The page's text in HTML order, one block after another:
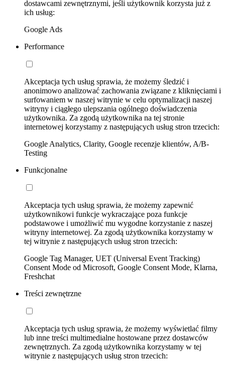
dostawcami zewnętrznymi, jeśli użytkownik korzysta już z
ich usług:
Google Ads
Performance
Akceptacja tych usług sprawia, że możemy śledzić i
anonimowo analizować zachowania związane z kliknięciami i
surfowaniem w naszej witrynie w celu optymalizacji naszej
witryny i ciągłego ulepszania ogólnego doświadczenia
użytkownika. Za zgodą użytkownika na tej stronie
internetowej korzystamy z następujących usług stron trzecich:
Google Analytics, Clarity, Google recenzje klientów, A/B-
Testing
Funkcjonalne
Akceptacja tych usług sprawia, że możemy zapewnić
użytkownikowi funkcje wykraczające poza funkcje
podstawowe i umożliwić mu wygodne korzystanie z naszej
witryny internetowej. Za zgodą użytkownika korzystamy w
tej witrynie z następujących usług stron trzecich:
Google Tag Manager, UET (Universal Event Tracking)
Consent Mode od Microsoft, Google Consent Mode, Klarna,
Freshchat
Treści zewnętrzne
Akceptacja tych usług sprawia, że możemy wyświetlać filmy
lub inne treści multimedialne hostowane przez dostawców
zewnętrznych. Za zgodą użytkownika korzystamy w tej
witrynie z następujących usług stron trzecich: